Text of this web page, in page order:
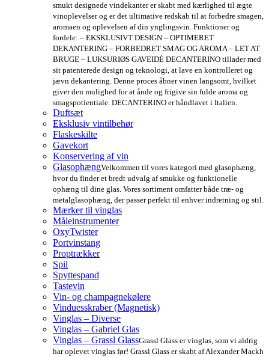
smukt designede vindekanter er skabt med kærlighed til ægte
vinoplevelser og er det ultimative redskab til at forbedre smagen,
aromaen og oplevelsen af din ynglingsvin. Funktioner og
fordele: – EKSKLUSIVT DESIGN – OPTIMERET
DEKANTERING – FORBEDRET SMAG OG AROMA – LET AT
BRUGE – LUKSURIØS GAVEIDÉ DECANTERINO tillader med
sit patenterede design og teknologi, at lave en kontrolleret og
jævn dekantering. Denne proces åbner vinen langsomt, hvilket
giver den mulighed for at ånde og frigive sin fulde aroma og
smagspotientiale. DECANTERINO er håndlavet i Italien.
Duftsæt
Eksklusiv vintilbehør
Flaskeskilte
Gavekort
Konservering af vin
GlasophængVelkommen til vores kategori med glasophæng,
hvor du finder et bredt udvalg af smukke og funktionelle
ophæng til dine glas. Vores sortiment omfatter både træ- og
metalglasophæng, der passer perfekt til enhver indretning og stil.
Mærker til vinglas
Måleinstrumenter
OxyTwister
Portvinstang
Proptrækker
Spil
Spyttespand
Tastevin
Vin- og champagnekølere
Vinduesskraber (Magnetisk)
Vinglas – Diverse
Vinglas – Gabriel Glas
Vinglas – Grassl GlassGrassl Glass er vinglas, som vi aldrig
har oplevet vinglas før! Grassl Glass er skabt af Alexander Mackh